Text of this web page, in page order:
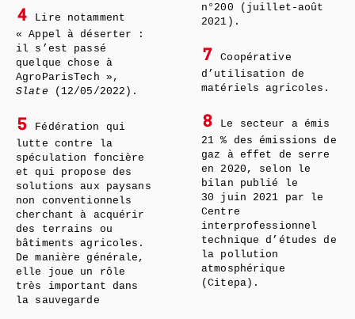
4
Lire notamment
« Appel à déserter :
il s’est passé
quelque chose à
AgroParisTech »,
Slate (12/05/2022).
5
Fédération qui
lutte contre la
spéculation foncière
et qui propose des
solutions aux paysans
non conventionnels
cherchant à acquérir
des terrains ou
bâtiments agricoles.
De manière générale,
elle joue un rôle
très important dans
la sauvegarde
n°200 (juillet-août
2021).
7
Coopérative
d’utilisation de
matériels agricoles.
8
Le secteur a émis
21 % des émissions de
gaz à effet de serre
en 2020, selon le
bilan publié le
30 juin 2021 par le
Centre
interprofessionnel
technique d’études de
la pollution
atmosphérique
(Citepa).